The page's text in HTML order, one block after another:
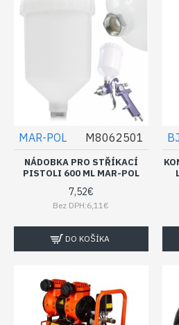
MAR-POL M8062501
NÁDOBKA PRO STŘÍKACÍ
PISTOLI 600 ML MAR-POL
7,52€
Bez DPH:6,11€
DO KOŠÍKA